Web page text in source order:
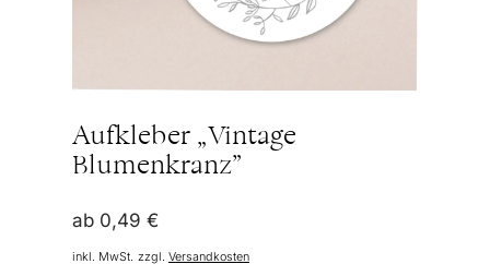
Aufkleber „Vintage
Blumenkranz”
ab 0,49 €
inkl. MwSt. zzgl. Versandkosten